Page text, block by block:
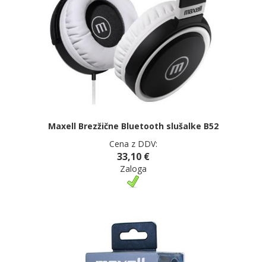
Maxell Brezžične Bluetooth slušalke B52
Cena z DDV:
33,10 €
Zaloga